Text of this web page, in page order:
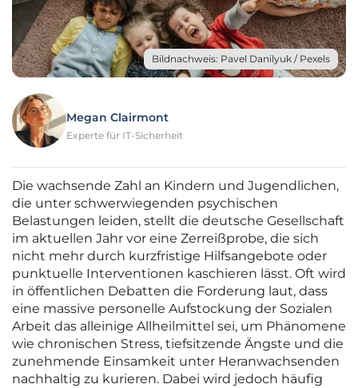
Bildnachweis: Pavel Danilyuk / Pexels
Megan Clairmont
Experte für IT-Sicherheit
Die wachsende Zahl an Kindern und Jugendlichen,
die unter schwerwiegenden psychischen
Belastungen leiden, stellt die deutsche Gesellschaft
im aktuellen Jahr vor eine Zerreißprobe, die sich
nicht mehr durch kurzfristige Hilfsangebote oder
punktuelle Interventionen kaschieren lässt. Oft wird
in öffentlichen Debatten die Forderung laut, dass
eine massive personelle Aufstockung der Sozialen
Arbeit das alleinige Allheilmittel sei, um Phänomene
wie chronischen Stress, tiefsitzende Ängste und die
zunehmende Einsamkeit unter Heranwachsenden
nachhaltig zu kurieren. Dabei wird jedoch häufig